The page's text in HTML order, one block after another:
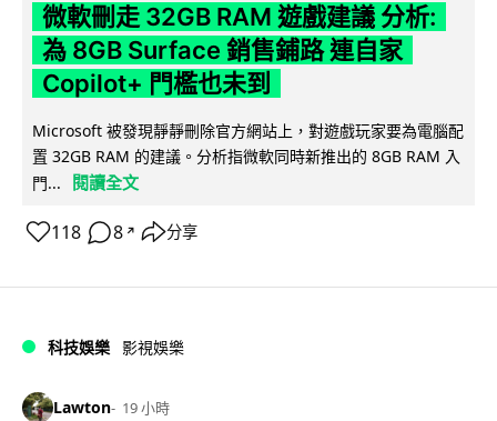
微軟刪走 32GB RAM 遊戲建議 分析:
為 8GB Surface 銷售鋪路 連自家
Copilot+ 門檻也未到
Microsoft 被發現靜靜刪除官方網站上，對遊戲玩家要為電腦配
置 32GB RAM 的建議。分析指微軟同時新推出的 8GB RAM 入
門...
閱讀全文
118 8 ↗ 分享
科技娛樂 影視娛樂
Lawton 19 小時